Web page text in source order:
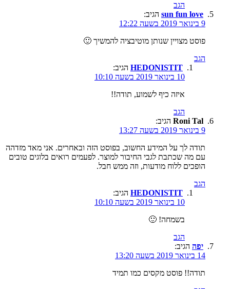
הגב
sun fun love הגיב:
9 בינואר 2019 בשעה 12:22
פוסט מצויין שנותן מוטיבציה להמשיך 🙂
הגב
HEDONISTIT הגיב:
10 בינואר 2019 בשעה 10:10
איזה כיף לשמוע, תודה!!
הגב
Roni Tal הגיב:
9 בינואר 2019 בשעה 13:27
תודה לך על המידע החשוב, בפוסט הזה ובאחרים. אני מאד מזדהה
עם מה שכתבת לגבי החיבור למוצר. לפעמים רואים בלוגים טובים
הופכים ללוח מודעות, וזה ממש חבל.
הגב
HEDONISTIT הגיב:
10 בינואר 2019 בשעה 10:10
בשמחה! 🙂
הגב
יפה הגיב:
14 בינואר 2019 בשעה 13:20
תודה!! פוסט מקסים כמו תמיד